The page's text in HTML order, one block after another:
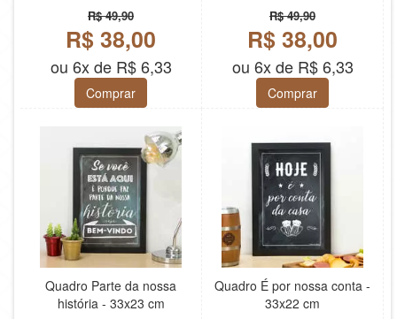
R$ 49,90
R$ 38,00
ou 6x de R$ 6,33
Comprar
R$ 49,90
R$ 38,00
ou 6x de R$ 6,33
Comprar
Quadro Parte da nossa
história - 33x23 cm
Quadro É por nossa conta -
33x22 cm